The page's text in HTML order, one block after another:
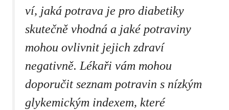
ví, jaká potrava⁤ je ‌pro diabetiky⁣
skutečně vhodná a jaké potraviny
mohou ⁣ovlivnit jejich zdraví‌
negativně. Lékaři⁣ vám mohou
doporučit⁣ seznam potravin s nízkým
glykemickým ‌indexem,‌ které